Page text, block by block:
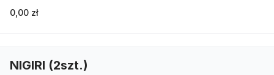
0,00 zł
NIGIRI (2szt.)